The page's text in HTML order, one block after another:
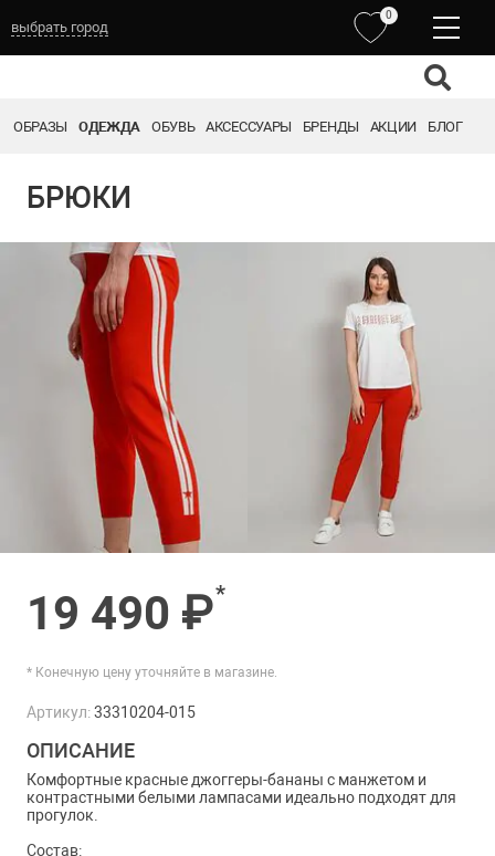
выбрать город
0
ОБРАЗЫ ОДЕЖДА ОБУВЬ АКСЕССУАРЫ БРЕНДЫ АКЦИИ БЛОГ
БРЮКИ
19 490 ₽*
* Конечную цену уточняйте в магазине.
Артикул:33310204-015
ОПИСАНИЕ
Комфортные красные джоггеры-бананы с манжетом и
контрастными белыми лампасами идеально подходят для
прогулок.
Состав: